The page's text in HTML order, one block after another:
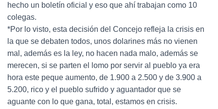
hecho un boletín oficial y eso que ahí trabajan como 10
colegas.
*Por lo visto, esta decisión del Concejo refleja la crisis en
la que se debaten todos, unos dolarines más no vienen
mal, además es la ley, no hacen nada malo, además se
merecen, si se parten el lomo por servir al pueblo ya era
hora este peque aumento, de 1.900 a 2.500 y de 3.900 a
5.200, rico y el pueblo sufrido y aguantador que se
aguante con lo que gana, total, estamos en crisis.